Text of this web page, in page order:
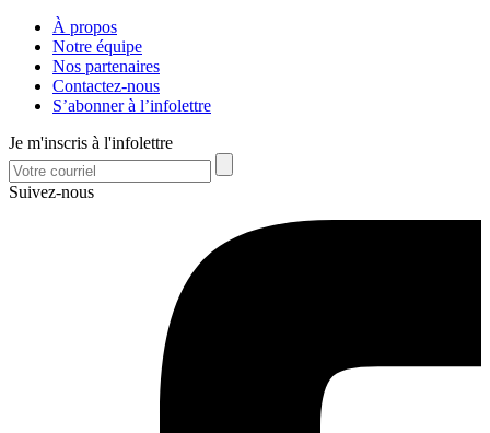
À propos
Notre équipe
Nos partenaires
Contactez-nous
S’abonner à l’infolettre
Je m'inscris à l'infolettre
Suivez-nous